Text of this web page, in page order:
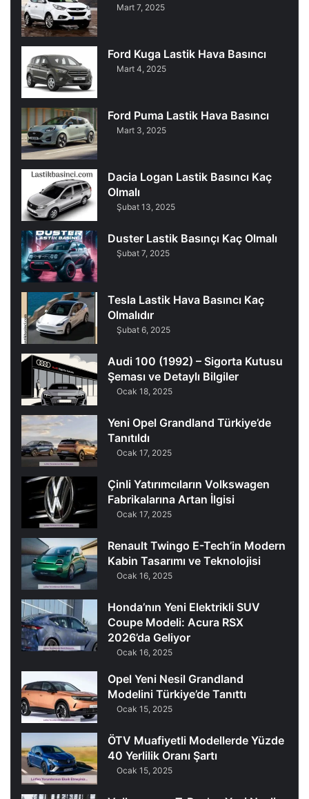
Mart 7, 2025
Ford Kuga Lastik Hava Basıncı
Mart 4, 2025
Ford Puma Lastik Hava Basıncı
Mart 3, 2025
Dacia Logan Lastik Basıncı Kaç
Olmalı
Şubat 13, 2025
Duster Lastik Basınçı Kaç Olmalı
Şubat 7, 2025
Tesla Lastik Hava Basıncı Kaç
Olmalıdır
Şubat 6, 2025
Audi 100 (1992) – Sigorta Kutusu
Şeması ve Detaylı Bilgiler
Ocak 18, 2025
Yeni Opel Grandland Türkiye’de
Tanıtıldı
Ocak 17, 2025
Çinli Yatırımcıların Volkswagen
Fabrikalarına Artan İlgisi
Ocak 17, 2025
Renault Twingo E-Tech’in Modern
Kabin Tasarımı ve Teknolojisi
Ocak 16, 2025
Honda’nın Yeni Elektrikli SUV
Coupe Modeli: Acura RSX
2026’da Geliyor
Ocak 16, 2025
Opel Yeni Nesil Grandland
Modelini Türkiye’de Tanıttı
Ocak 15, 2025
ÖTV Muafiyetli Modellerde Yüzde
40 Yerlilik Oranı Şartı
Ocak 15, 2025